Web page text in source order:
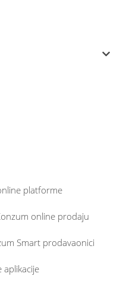
platforme
online prodaju
Smart prodavaonici
aplikacije